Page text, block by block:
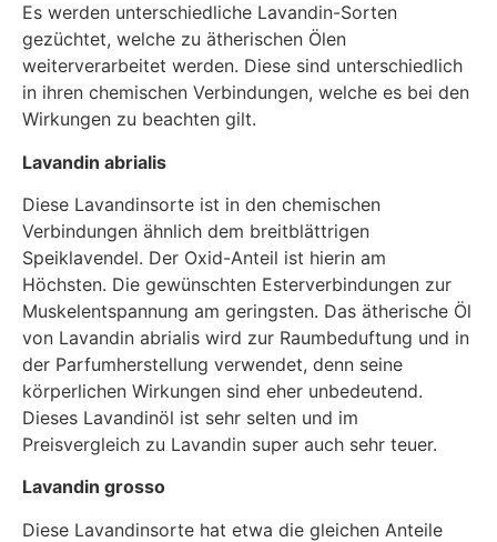
Es werden unterschiedliche Lavandin-Sorten
gezüchtet, welche zu ätherischen Ölen
weiterverarbeitet werden. Diese sind unterschiedlich
in ihren chemischen Verbindungen, welche es bei den
Wirkungen zu beachten gilt.
Lavandin abrialis
Diese Lavandinsorte ist in den chemischen
Verbindungen ähnlich dem breitblättrigen
Speiklavendel. Der Oxid-Anteil ist hierin am
Höchsten. Die gewünschten Esterverbindungen zur
Muskelentspannung am geringsten. Das ätherische Öl
von Lavandin abrialis wird zur Raumbeduftung und in
der Parfumherstellung verwendet, denn seine
körperlichen Wirkungen sind eher unbedeutend.
Dieses Lavandinöl ist sehr selten und im
Preisvergleich zu Lavandin super auch sehr teuer.
Lavandin grosso
Diese Lavandinsorte hat etwa die gleichen Anteile